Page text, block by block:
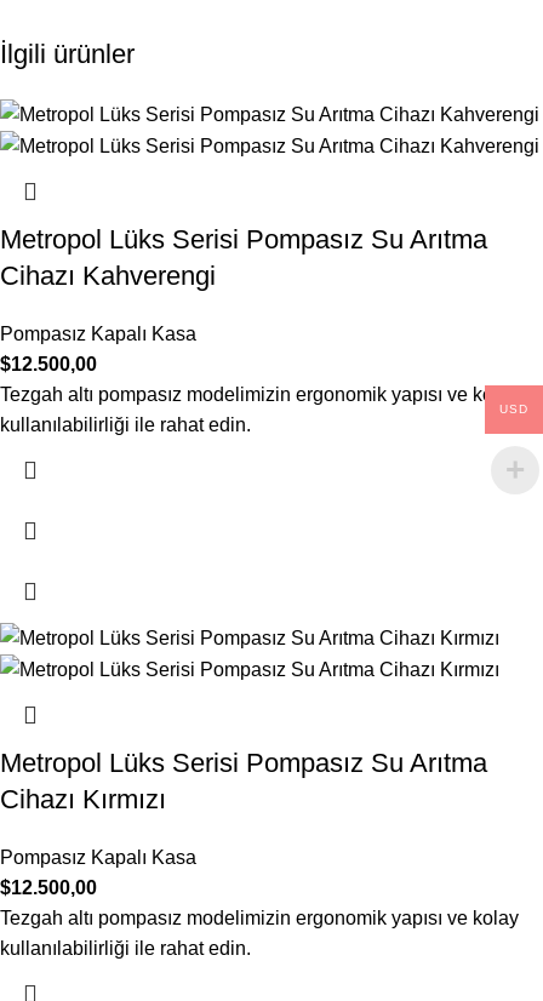
İlgili ürünler
Metropol Lüks Serisi Pompasız Su Arıtma
Cihazı Kahverengi
Pompasız Kapalı Kasa
$12.500,00
Tezgah altı pompasız modelimizin ergonomik yapısı ve kolay
kullanılabilirliği ile rahat edin.
Metropol Lüks Serisi Pompasız Su Arıtma
Cihazı Kırmızı
Pompasız Kapalı Kasa
$12.500,00
Tezgah altı pompasız modelimizin ergonomik yapısı ve kolay
kullanılabilirliği ile rahat edin.
USD